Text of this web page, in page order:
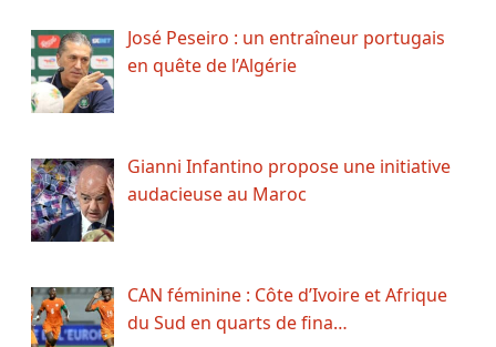
José Peseiro : un entraîneur portugais
en quête de l’Algérie
Gianni Infantino propose une initiative
audacieuse au Maroc
CAN féminine : Côte d’Ivoire et Afrique
du Sud en quarts de fina…